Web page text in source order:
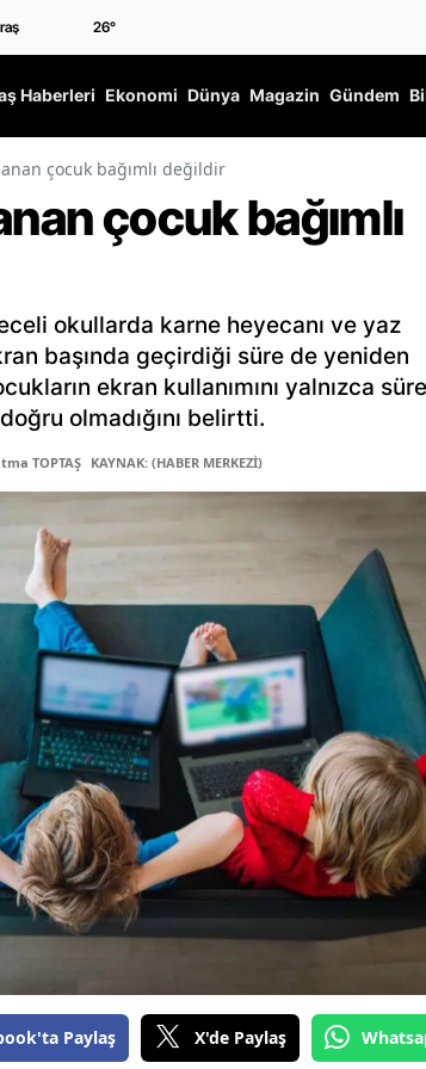
26°
Haberleri Ekonomi Dünya Magazin Gündem
çocuk bağımlı değildir
çocuk bağımlı
okullarda karne heyecanı ve yaz
başında geçirdiği süre de yeniden
ekran kullanımını yalnızca süre
olmadığını belirtti.
TOPTAŞ KAYNAK: (HABER MERKEZİ)
Paylaş X'de Paylaş